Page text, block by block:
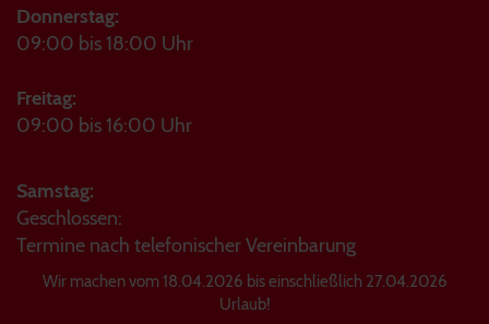
Donnerstag:
09:00 bis 18:00 Uhr
Freitag:
09:00 bis 16:00 Uhr
Samstag:
Geschlossen:
Termine nach telefonischer Vereinbarung
Wir machen vom 18.04.2026 bis einschließlich 27.04.2026
Urlaub!